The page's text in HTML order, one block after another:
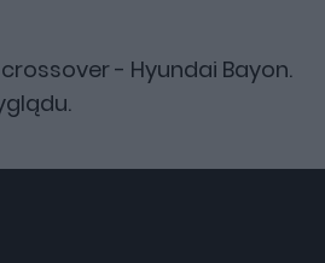
- Hyundai Bayon.